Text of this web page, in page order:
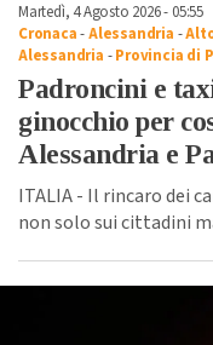
Martedì, 4 Agosto 2026 - 05:55
Cronaca-Alessandria -
Alessandria -Provincia di
Padroncini e
ginocchio per
Alessandria e
ITALIA - Il rincaro dei
non solo sui cittadini